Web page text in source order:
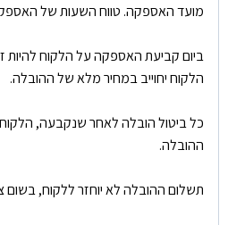
מועד האספקה. טווח השעות של האספקה הוא
ביום קביעת האספקה על הלקוח להיות
הלקוח יחוייב במחיר מלא של ההובלה.
ההובלה.
תשלום ההובלה לא יוחזר ללקוח, בשום